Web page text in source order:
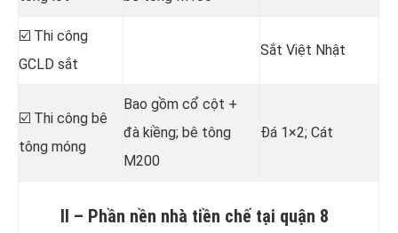
☑️ Thi công
GCLD sắt
Sắt Việt Nhật
☑️ Thi công bê
tông móng
Bao gồm cổ cột +
đà kiềng; bê tông
M200
Đá 1×2; Cát
II – Phần nền nhà tiền chế tại quận 8